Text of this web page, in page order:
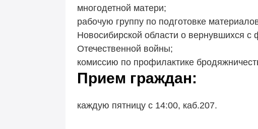
многодетной матери;
рабочую группу по подготовке
Новосибирской области о вернувшихся с
Отечественной войны;
комиссию по профилактике
Прием граждан:
каждую пятницу с 14:00, каб.207.